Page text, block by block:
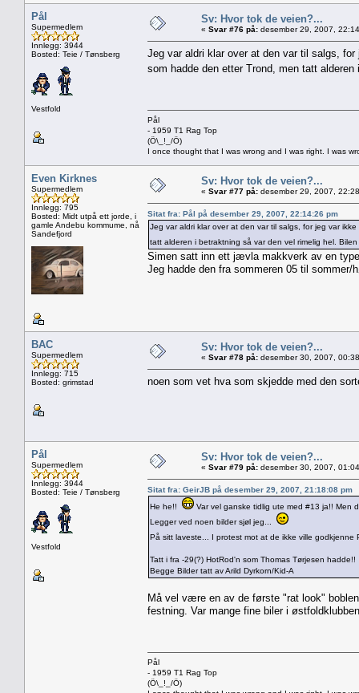
Pål
Supermedlem
Innlegg: 3944
Bosted: Teie / Tønsberg
Vestfold
Sv: Hvor tok de veien?...
« Svar #76 på: desember 29, 2007,
Jeg var aldri klar over at den var til salgs,
som hadde den etter Trond, men tatt
Pål
- 1959 T1 Rag Top
(Ö\_!_/Ö)
I once thought that I was wrong and I was right. I was
Even Kirknes
Supermedlem
Innlegg: 795
Bosted: Midt utpå ett jorde, i
gamle Andebu kommume, nå
Sandefjord
Sv: Hvor tok de veien?...
« Svar #77 på: desember 29, 2007,
Sitat fra: Pål på desember 29, 2007, 22:14:26 pm
Jeg var aldri klar over at den var til salgs, for jeg var
tatt alderen i betraktning så var den vel rimelig hel.
Simen satt inn ett jævla makkverk av en
Jeg hadde den fra sommeren 05 til
BAC
Supermedlem
Innlegg: 715
Bosted: grimstad
Sv: Hvor tok de veien?...
« Svar #78 på: desember 30, 2007,
noen som vet hva som skjedde med den
Pål
Supermedlem
Innlegg: 3944
Bosted: Teie / Tønsberg
Vestfold
Sv: Hvor tok de veien?...
« Svar #79 på: desember 30, 2007,
Sitat fra: GeirJB på desember 29, 2007, 21:18:08 pm
He he!!
Var vel ganske tidlig ute med #13 ja!! Men
Legger ved noen bilder sjøl jeg...
På sitt laveste... I protest mot at de ikke ville
Tatt i fra -29(?) HotRod'n som Thomas Tørjesen hadde!!
Begge Bilder tatt av Arild Dyrkorn/Kid-A
Må vel være en av de første "rat look"
festning. Var mange fine biler i
Pål
- 1959 T1 Rag Top
(Ö\_!_/Ö)